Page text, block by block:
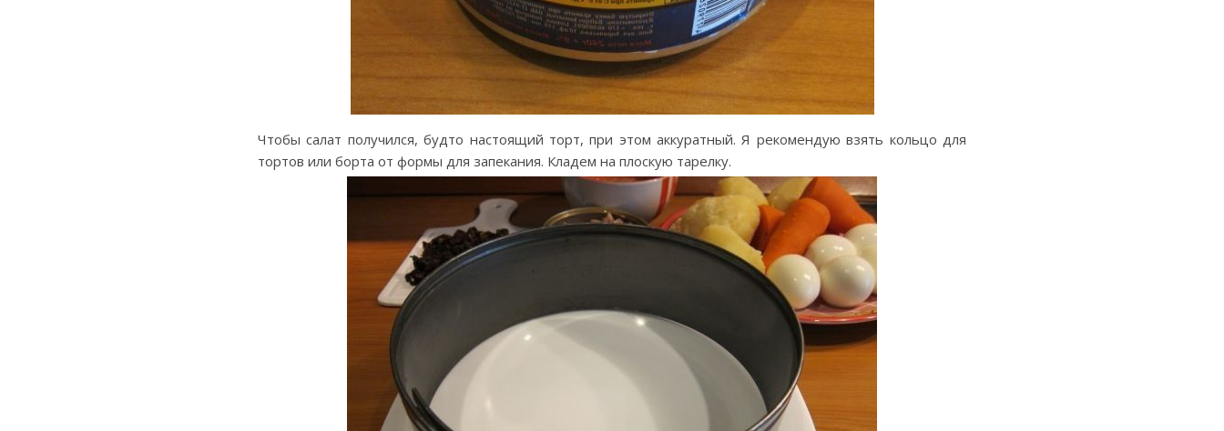
Чтобы салат получился, будто настоящий торт, при этом аккуратный. Я рекомендую взять кольцо для
тортов или борта от формы для запекания. Кладем на плоскую тарелку.